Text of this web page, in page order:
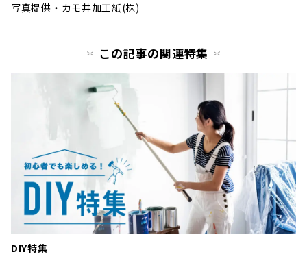
写真提供・カモ井加工紙(株)
この記事の関連特集
DIY特集